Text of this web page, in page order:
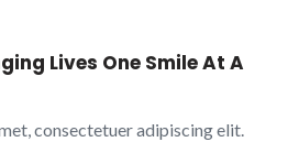
Lives One Smile At A
consectetuer adipiscing elit.